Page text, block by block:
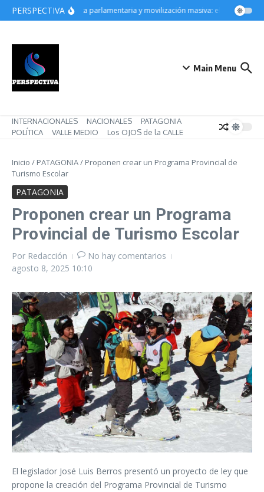
Saltar al contenido
PERSPECTIVADerrota parlamentaria y movilización masiva: el gobierno
Main Menu
INTERNACIONALES NACIONALES
PATAGONIA
POLÍTICA
VALLE MEDIO Los OJOS de la CALLE
Inicio / PATAGONIA/ Proponen crear un Programa Provincial de
Turismo Escolar
PATAGONIA
Proponen crear un Programa
Provincial de Turismo Escolar
Por Redacción
No hay comentarios
agosto 8, 2025 10:10
El legislador José Luis Berros presentó un proyecto de ley que
propone la creación del Programa Provincial de Turismo